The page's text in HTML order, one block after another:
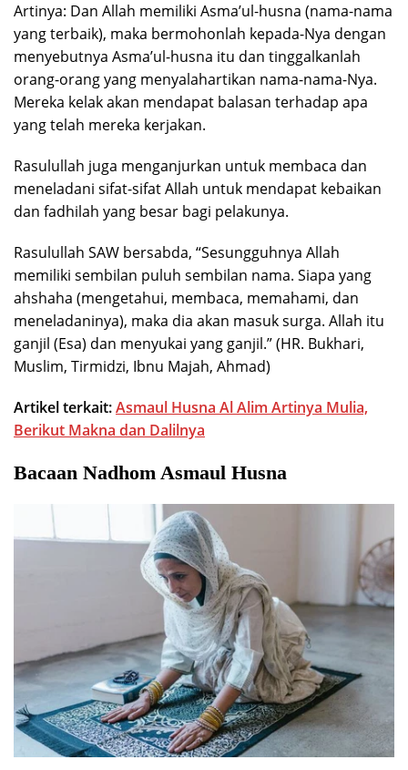
Artinya: Dan Allah memiliki Asma’ul-husna (nama-nama
yang terbaik), maka bermohonlah kepada-Nya dengan
menyebutnya Asma’ul-husna itu dan tinggalkanlah
orang-orang yang menyalahartikan nama-nama-Nya.
Mereka kelak akan mendapat balasan terhadap apa
yang telah mereka kerjakan.
Rasulullah juga menganjurkan untuk membaca dan
meneladani sifat-sifat Allah untuk mendapat kebaikan
dan fadhilah yang besar bagi pelakunya.
Rasulullah SAW bersabda, “Sesungguhnya Allah
memiliki sembilan puluh sembilan nama. Siapa yang
ahshaha (mengetahui, membaca, memahami, dan
meneladaninya), maka dia akan masuk surga. Allah itu
ganjil (Esa) dan menyukai yang ganjil.” (HR. Bukhari,
Muslim, Tirmidzi, Ibnu Majah, Ahmad)
Artikel terkait:Asmaul Husna Al Alim Artinya Mulia,
Berikut Makna dan Dalilnya
Bacaan Nadhom Asmaul Husna